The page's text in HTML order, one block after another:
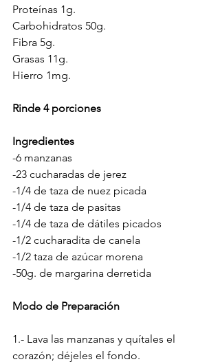
Proteínas 1g.
Carbohidratos 50g.
Fibra 5g.
Grasas 11g.
Hierro 1mg.
Rinde 4 porciones
Ingredientes
-6 manzanas
-23 cucharadas de jerez
-1/4 de taza de nuez picada
-1/4 de taza de pasitas
-1/4 de taza de dátiles picados
-1/2 cucharadita de canela
-1/2 taza de azúcar morena
-50g. de margarina derretida
Modo de Preparación
1.- Lava las manzanas y quítales el
corazón; déjeles el fondo.